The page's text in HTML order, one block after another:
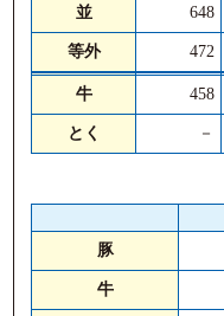
並 648
等外 472
牛 458
とく －
豚
牛